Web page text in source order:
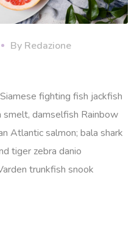
By Redazione
fighting fish jackfish
damselfish Rainbow
Atlantic salmon; bala shark
tiger zebra danio
trunkfish snook